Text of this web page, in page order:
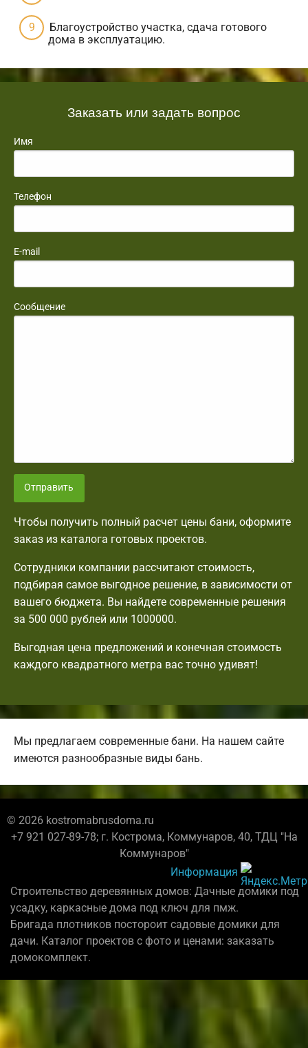
Благоустройство участка, сдача готового
дома в эксплуатацию.
Заказать или задать вопрос
Имя
Телефон
E-mail
Сообщение
Отправить
Чтобы получить полный расчет цены бани, оформите
заказ из каталога готовых проектов.
Сотрудники компании рассчитают стоимость,
подбирая самое выгодное решение, в зависимости от
вашего бюджета. Вы найдете современные решения
за 500 000 рублей или 1000000.
Выгодная цена предложений и конечная стоимость
каждого квадратного метра вас точно удивят!
Мы предлагаем современные бани. На нашем сайте
имеются разнообразные виды бань.
© 2026 kostromabrusdoma.ru
+7 921 027-89-78; г. Кострома, Коммунаров, 40, ТДЦ "На
Коммунаров"
Информация
Строительство деревянных домов: Дачные домики под
усадку, каркасные дома под ключ для пмж.
Бригада плотников постороит садовые домики для
дачи. Каталог проектов с фото и ценами: заказать
домокомплект.